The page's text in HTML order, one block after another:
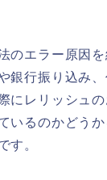
のエラー原因
銀行振り込み
にレリッシュ
いるのかどう
す。